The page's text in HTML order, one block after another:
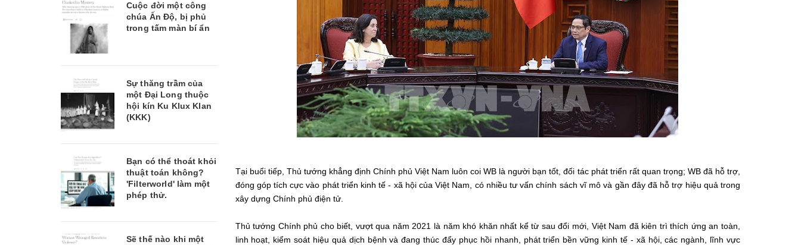
Tại buổi tiếp, Thủ tướng khẳng định Chính phủ Việt Nam luôn coi WB là người bạn tốt, đối tác phát triển rất quan trọng; WB đã hỗ trợ,
đóng góp tích cực vào phát triển kinh tế - xã hội của Việt Nam, có nhiều tư vấn chính sách vĩ mô và gần đây đã hỗ trợ hiệu quả trong
xây dựng Chính phủ điện tử.
Thủ tướng Chính phủ cho biết, vượt qua năm 2021 là năm khó khăn nhất kể từ sau đổi mới, Việt Nam đã kiên trì thích ứng an toàn,
linh hoạt, kiểm soát hiệu quả dịch bệnh và đang thúc đẩy phục hồi nhanh, phát triển bền vững kinh tế - xã hội, các ngành, lĩnh vực
Cuộc đời một công
chúa Ấn Độ, bị phủ
trong tấm màn bí ẩn
Sự thăng trầm của
một Đại Long thuộc
hội kín Ku Klux Klan
(KKK)
Bạn có thể thoát khỏi
thuật toán không?
'Filterworld' làm một
phép thử.
Sẽ thế nào khi một